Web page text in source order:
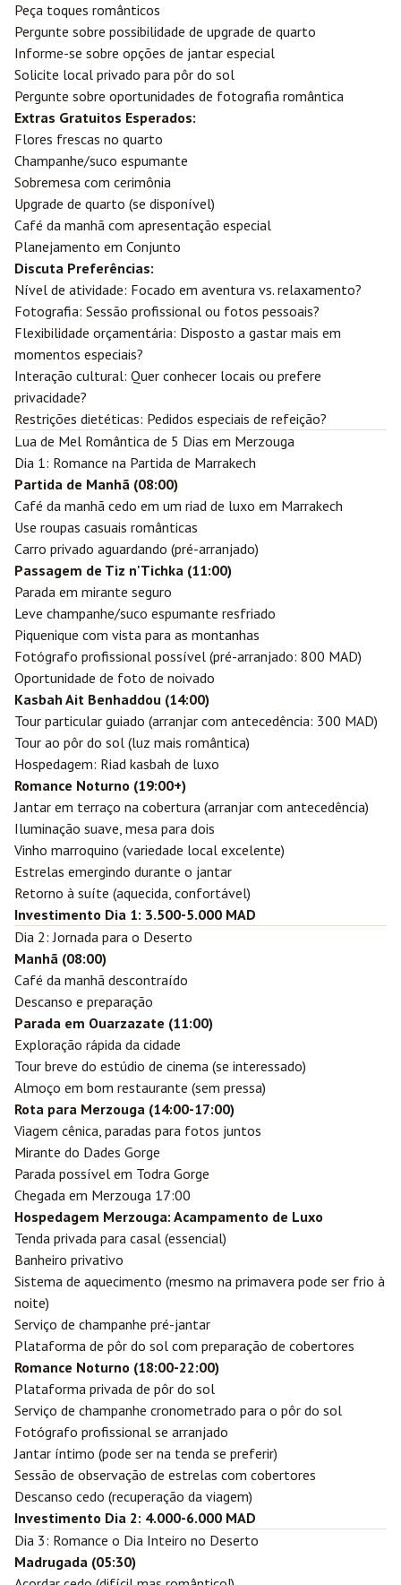
Peça toques românticos
Pergunte sobre possibilidade de upgrade de quarto
Informe-se sobre opções de jantar especial
Solicite local privado para pôr do sol
Pergunte sobre oportunidades de fotografia romântica
Extras Gratuitos Esperados:
Flores frescas no quarto
Champanhe/suco espumante
Sobremesa com cerimônia
Upgrade de quarto (se disponível)
Café da manhã com apresentação especial
Planejamento em Conjunto
Discuta Preferências:
Nível de atividade: Focado em aventura vs. relaxamento?
Fotografia: Sessão profissional ou fotos pessoais?
Flexibilidade orçamentária: Disposto a gastar mais em
momentos especiais?
Interação cultural: Quer conhecer locais ou prefere
privacidade?
Restrições dietéticas: Pedidos especiais de refeição?
Lua de Mel Romântica de 5 Dias em Merzouga
Dia 1: Romance na Partida de Marrakech
Partida de Manhã (08:00)
Café da manhã cedo em um riad de luxo em Marrakech
Use roupas casuais românticas
Carro privado aguardando (pré-arranjado)
Passagem de Tiz n'Tichka (11:00)
Parada em mirante seguro
Leve champanhe/suco espumante resfriado
Piquenique com vista para as montanhas
Fotógrafo profissional possível (pré-arranjado: 800 MAD)
Oportunidade de foto de noivado
Kasbah Ait Benhaddou (14:00)
Tour particular guiado (arranjar com antecedência: 300 MAD)
Tour ao pôr do sol (luz mais romântica)
Hospedagem: Riad kasbah de luxo
Romance Noturno (19:00+)
Jantar em terraço na cobertura (arranjar com antecedência)
Iluminação suave, mesa para dois
Vinho marroquino (variedade local excelente)
Estrelas emergindo durante o jantar
Retorno à suíte (aquecida, confortável)
Investimento Dia 1: 3.500-5.000 MAD
Dia 2: Jornada para o Deserto
Manhã (08:00)
Café da manhã descontraído
Descanso e preparação
Parada em Ouarzazate (11:00)
Exploração rápida da cidade
Tour breve do estúdio de cinema (se interessado)
Almoço em bom restaurante (sem pressa)
Rota para Merzouga (14:00-17:00)
Viagem cênica, paradas para fotos juntos
Mirante do Dades Gorge
Parada possível em Todra Gorge
Chegada em Merzouga 17:00
Hospedagem Merzouga: Acampamento de Luxo
Tenda privada para casal (essencial)
Banheiro privativo
Sistema de aquecimento (mesmo na primavera pode ser frio à
noite)
Serviço de champanhe pré-jantar
Plataforma de pôr do sol com preparação de cobertores
Romance Noturno (18:00-22:00)
Plataforma privada de pôr do sol
Serviço de champanhe cronometrado para o pôr do sol
Fotógrafo profissional se arranjado
Jantar íntimo (pode ser na tenda se preferir)
Sessão de observação de estrelas com cobertores
Descanso cedo (recuperação da viagem)
Investimento Dia 2: 4.000-6.000 MAD
Dia 3: Romance o Dia Inteiro no Deserto
Madrugada (05:30)